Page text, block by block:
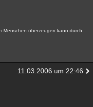
Menschen überzeugen kann durch
11.03.2006 um 22:46